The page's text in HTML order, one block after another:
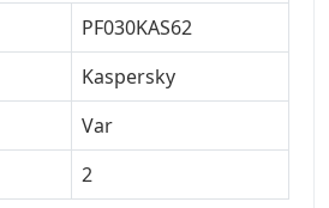
PF030KAS62
Kaspersky
Var
2